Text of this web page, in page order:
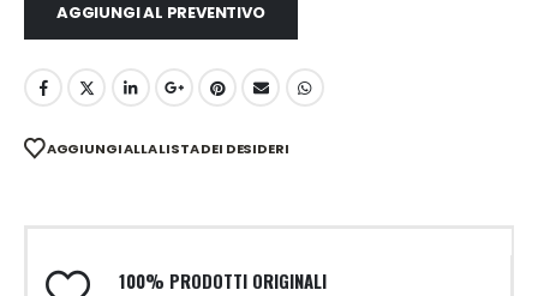
AGGIUNGI AL PREVENTIVO
AGGIUNGI ALLA LISTA DEI DESIDERI
100% PRODOTTI ORIGINALI